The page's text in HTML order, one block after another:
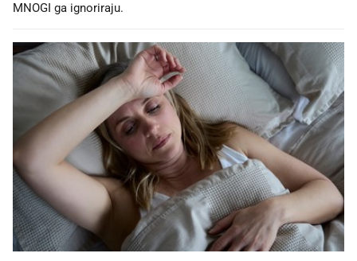
MNOGI ga ignoriraju.